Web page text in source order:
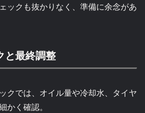
ックも抜かりなく、準備に余念があ
と最終調整
クでは、オイル量や冷却水、タイヤ
かく確認。